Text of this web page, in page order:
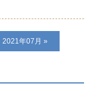
2021年07月 »